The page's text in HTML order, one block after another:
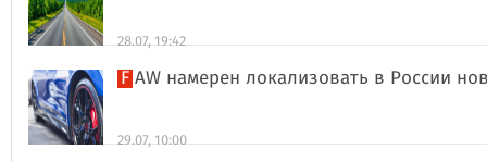
28.07, 19:42
FAW намерен локализовать в России
29.07, 10:00